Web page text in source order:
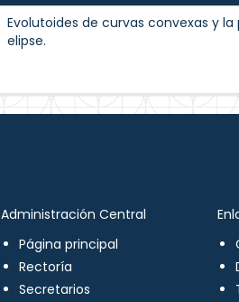
Evolutoides de curvas convexas y
elipse.
Administración Central
Página principal
Rectoría
Secretarios